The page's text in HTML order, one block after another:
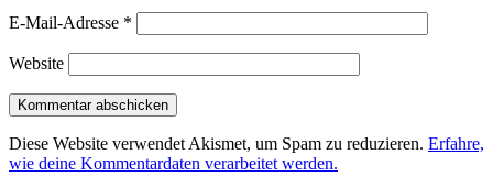
E-Mail-Adresse *
Website
Diese Website verwendet Akismet, um Spam zu reduzieren. Erfahre,
wie deine Kommentardaten verarbeitet werden.